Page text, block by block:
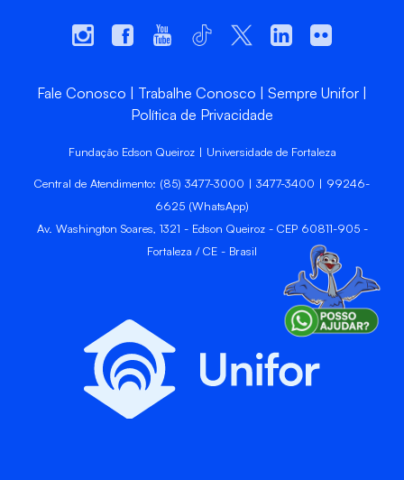
Fale Conosco Trabalhe Conosco
Sempre Unifor
Política de Privacidade
Fundação Edson Queiroz | Universidade de Fortaleza
Central de Atendimento: (85) 3477-3000 | 3477-3400 | 99246-
6625 (WhatsApp)
Av. Washington Soares, 1321 - Edson Queiroz - CEP 60811-905 -
Fortaleza / CE - Brasil